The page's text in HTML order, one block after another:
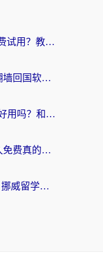
海外党必看：gecko加速器免费试用？教你选对回国加速器，无缝刷国内剧玩游戏
海外党必看：如何选对电脑翻墙回国软件，轻松解锁国内资源？
海外党纠结？快帆TV版VPN好用吗？和扇贝手游VPN对比哪个回国效果更好？
海外党必看：免费加速器永久免费真的存在吗？教你选对回国加速器无缝刷国内资源
ChickCN和夏时国际好用吗？挪威留学生亲测3款回国加速器，附穿梭和加速喵对比指南